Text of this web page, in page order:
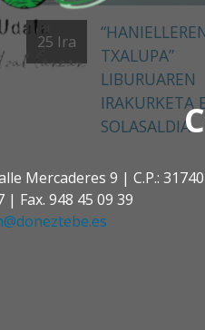
Mercaderes 9 | C.P.:
| Fax. 948 45 09 39
25 Ira
TXALUPA”
LIBURUAREN
IRAKURKETA
SOLASALDIA